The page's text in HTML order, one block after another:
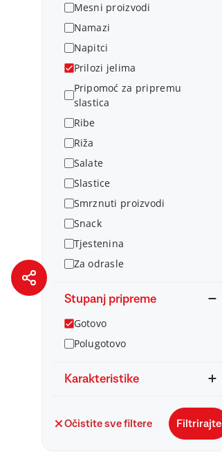
Mesni proizvodi
Namazi
Napitci
Prilozi jelima
Pripomoć za pripremu
slastica
Ribe
Riža
Salate
Slastice
Smrznuti proizvodi
Snack
Tjestenina
Za odrasle
Stupanj pripreme
Gotovo
Polugotovo
Karakteristike
Očistite sve filtere Filtrirajte